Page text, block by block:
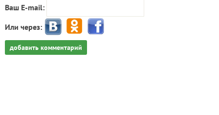
Ваш E-mail:
Или через:
добавить комментарий